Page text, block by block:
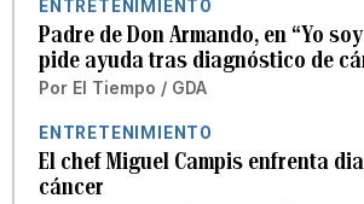
ENTRETENIMIENTO
Padre de Don Armando, en “Yo
pide ayuda tras diagnóstico de
Por El Tiempo / GDA
ENTRETENIMIENTO
El chef Miguel Campis enfrenta
cáncer